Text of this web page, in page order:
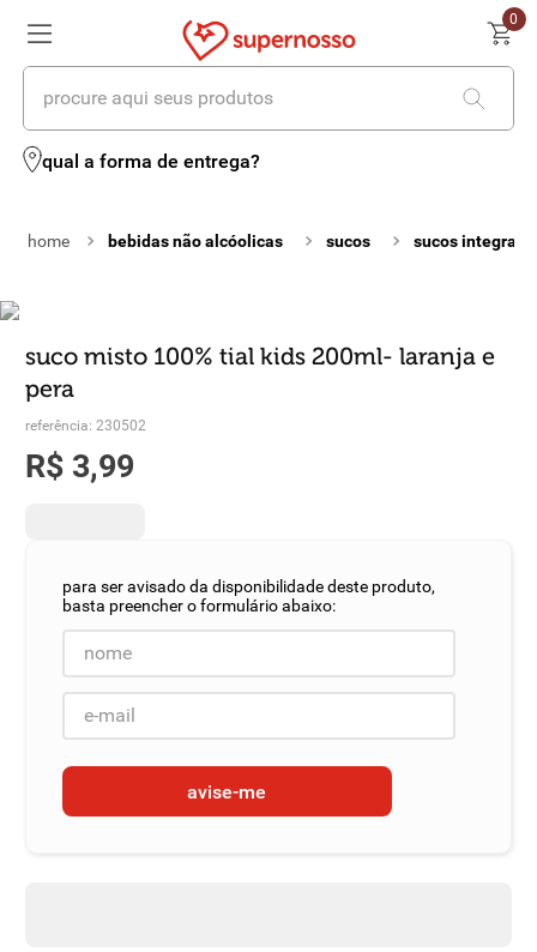
0
procure aqui seus produtos
qual a forma de entrega?
bebidas não alcóolicas sucos sucos integrais
suco misto 100% tial kids 200ml- laranja e
pera
referência: 230502
R$ 3,99
avise-me
termos mais buscados
2º leite
4 iogurte
5º
6 vinhos
º macarrão
chocolate